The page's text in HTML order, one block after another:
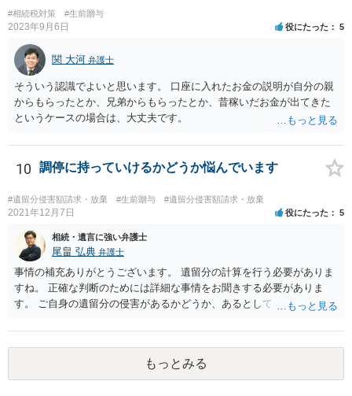
選任したのか 即ち、復代理人の選任は有効なのかという問題もあ
ると思います。
#相続税対策 #生前贈与
2023年9月6日 役にたった 5
関 大河 弁護士
そういう認識でよいと思います。 口座に入れたお金の説明が自分の親
からもらったとか、兄弟からもらったとか、昔稼いだお金が出てきた
というケースの場合は、大丈夫です。
10 調停に持っていけるかどうか悩んでいます
#遺留分侵害額請求・放棄 #生前贈与 #遺留分侵害額請求・放棄
2021年12月7日 役にたった 5
相続・遺言に強い弁護士
尾畠 弘典 弁護士
事情の補充ありがとうございます。 遺留分の計算を行う必要がありま
すね。 正確な判断のためには詳細な事情をお聞きする必要がありま
す。 ご自身の遺留分の侵害があるかどうか、あるとしてどの程度の金
相談されるのが良いと思います。
もっとみる